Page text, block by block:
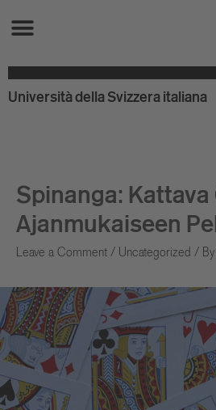
Università della Svizzera italiana
Spinanga: Kattava
Ajanmukaiseen
Leave a Comment / Uncategorized / By